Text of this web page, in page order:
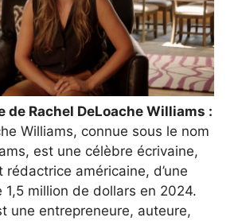
de Rachel DeLoache Williams :
Williams, connue sous le nom
est une célèbre écrivaine,
rédactrice américaine, d’une
million de dollars en 2024.
une entrepreneure, auteure,